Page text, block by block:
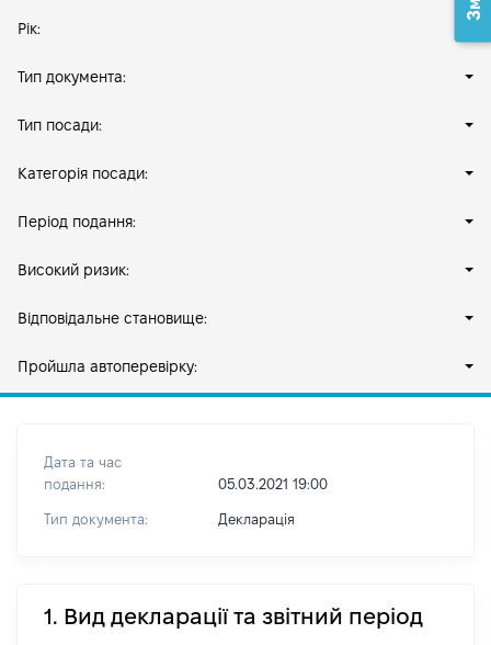
Рік:
Тип документа:
Тип посади:
Категорія посади:
Період подання:
Високий ризик:
Відповідальне становище:
Пройшла автоперевірку:
Дата та час
подання:
05.03.2021 19:00
Тип документа: Декларація
1. Вид декларації та звітний період